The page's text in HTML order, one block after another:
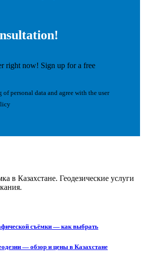
right now! Sign up for a free
of personal data and agree with the user
в Казахстане. Геодезические услуги
съёмки — как выбрать
— обзор и цены в Казахстане